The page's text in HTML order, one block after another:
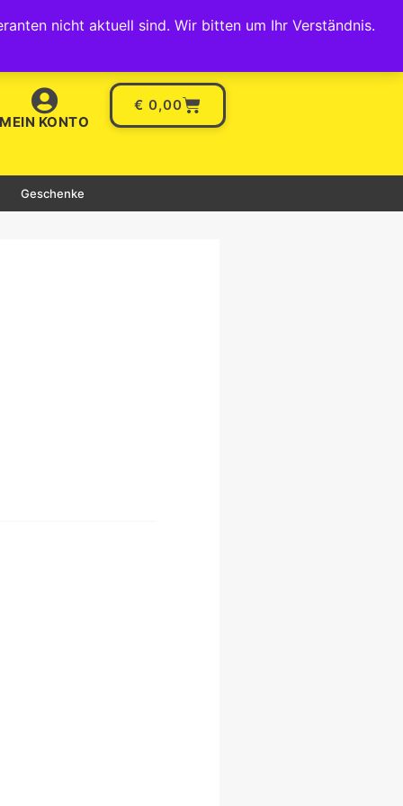
nicht aktuell sind. Wir bitten um Ihr Verständnis.
/ Registrieren Warenkorb Hilfe
MEIN KONTO
€ 0,00
Geschenke